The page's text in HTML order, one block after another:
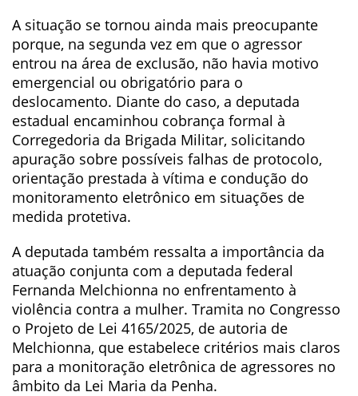
A situação se tornou ainda mais preocupante
porque, na segunda vez em que o agressor
entrou na área de exclusão, não havia motivo
emergencial ou obrigatório para o
deslocamento. Diante do caso, a deputada
estadual encaminhou cobrança formal à
Corregedoria da Brigada Militar, solicitando
apuração sobre possíveis falhas de protocolo,
orientação prestada à vítima e condução do
monitoramento eletrônico em situações de
medida protetiva.
A deputada também ressalta a importância da
atuação conjunta com a deputada federal
Fernanda Melchionna no enfrentamento à
violência contra a mulher. Tramita no Congresso
o Projeto de Lei 4165/2025, de autoria de
Melchionna, que estabelece critérios mais claros
para a monitoração eletrônica de agressores no
âmbito da Lei Maria da Penha.